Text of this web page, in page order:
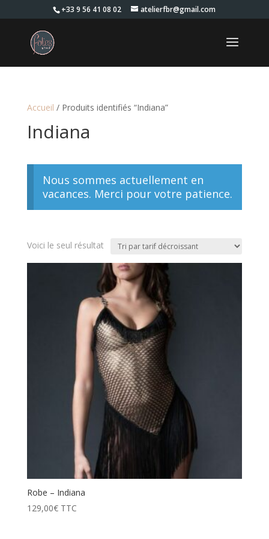
+33 9 56 41 08 02 atelierfbr@gmail.com
Accueil / Produits identifiés “Indiana”
Indiana
Nous sommes actuellement en
vacances. Merci pour votre patience.
Voici le seul résultat
Robe – Indiana
129,00€ TTC